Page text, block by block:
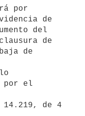
por
de
del
de
de
por el
de 4